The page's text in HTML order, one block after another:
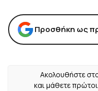
Προσθήκη ως
Ακολουθήστε
και μάθετε πρώτοι